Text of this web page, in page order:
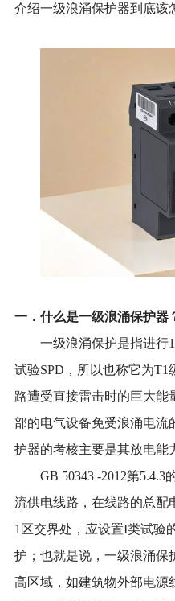
介绍一级浪涌保护器到底该
一．什么是一级浪涌保护器
一级浪涌保护是指进行
试验SPD，所以也称它为
路遭受直接雷击时的巨大能
部的电气设备免受浪涌电流
护器的考核主要是其放电能
GB 50343 -2012第
流供电线路，在线路的总配
1区交界处，应设置I类试验
护；也就是说，一级浪涌保
高区域，如建筑物外部电源